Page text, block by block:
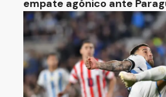
empate agónico ante